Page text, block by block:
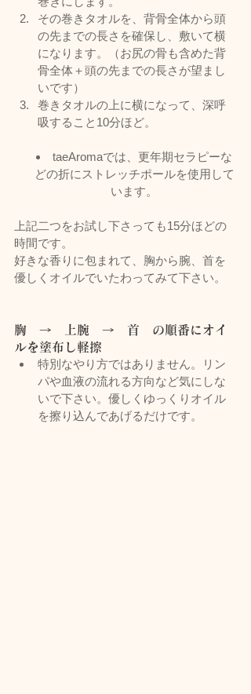
その巻きタオルを、背骨全体から頭
の先までの長さを確保し、敷いて横
になります。（お尻の骨も含めた背
骨全体＋頭の先までの長さが望まし
いです）
巻きタオルの上に横になって、深呼
吸すること10分ほど。
taeAromaでは、更年期セラピーな
どの折にストレッチポールを使用して
います。
上記二つをお試し下さっても15分ほどの
時間です。
好きな香りに包まれて、胸から腕、首を
優しくオイルでいたわってみて下さい。
胸　→　上腕　→　首　の順番にオイ
ルを塗布し軽擦
特別なやり方ではありません。リン
パや血液の流れる方向など気にしな
いで下さい。優しくゆっくりオイル
を擦り込んであげるだけです。